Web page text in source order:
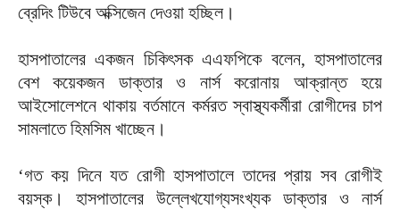
ব্রেদিং টিউবে অক্সিজেন দেওয়া হচ্ছিল।
হাসপাতালের একজন চিকিৎসক এএফপিকে বলেন, হাসপাতালের
বেশ কয়েকজন ডাক্তার ও নার্স করোনায় আক্রান্ত হয়ে
আইসোলেশনে থাকায় বর্তমানে কর্মরত স্বাস্থ্যকর্মীরা রোগীদের চাপ
সামলাতে হিমসিম খাচ্ছেন।
‘গত কয় দিনে যত রোগী হাসপাতালে তাদের প্রায় সব রোগীই
বয়স্ক। হাসপাতালের উল্লেখযোগ্যসংখ্যক ডাক্তার ও নার্স